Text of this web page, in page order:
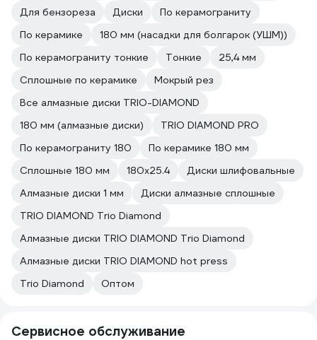
Для бензореза
Диски
По керамограниту
По керамике
180 мм (насадки для болгарок (УШМ))
По керамограниту тонкие
Тонкие
25,4 мм
Сплошные по керамике
Мокрый рез
Все алмазные диски TRIO-DIAMOND
180 мм (алмазные диски)
TRIO DIAMOND PRO
По керамограниту 180
По керамике 180 мм
Сплошные 180 мм
180х25.4
Диски шлифовальные
Алмазные диски 1 мм
Диски алмазные сплошные
TRIO DIAMOND Trio Diamond
Алмазные диски TRIO DIAMOND Trio Diamond
Алмазные диски TRIO DIAMOND hot press
Trio Diamond
Оптом
Сервисное обслуживание